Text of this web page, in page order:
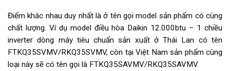
Điểm khác nhau duy nhất là ở tên gọi model sản phẩm có cùng
chất lượng. Ví dụ model điều hòa Daikin 12.000btu – 1 chiều
inverter dòng máy tiêu chuẩn sản xuất ở Thái Lan có tên
FTKQ35SVMV/RKQ35SVMV, còn tại Việt Nam sản phẩm cùng
loại này sẽ có tên gọi là FTKQ35SAVMV/RKQ35SAVMV.